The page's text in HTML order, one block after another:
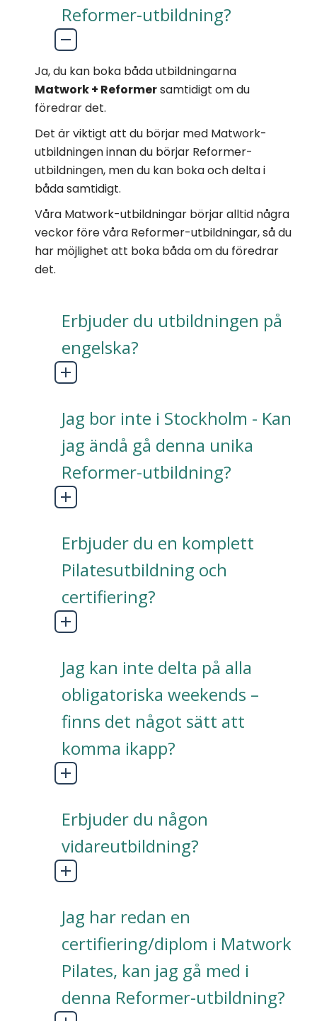
Reformer-utbildning?
Ja, du kan boka båda utbildningarna
Matwork + Reformersamtidigt om du
föredrar det.
Det är viktigt att du börjar med Matwork-
utbildningen innan du börjar Reformer-
utbildningen, men du kan boka och delta i
båda samtidigt.
Våra Matwork-utbildningar börjar alltid några
veckor före våra Reformer-utbildningar, så du
har möjlighet att boka båda om du föredrar
det.
Erbjuder du utbildningen på
engelska?
Jag bor inte i Stockholm - Kan
jag ändå gå denna unika
Reformer-utbildning?
Erbjuder du en komplett
Pilatesutbildning och
certifiering?
Jag kan inte delta på alla
obligatoriska weekends –
finns det något sätt att
komma ikapp?
Erbjuder du någon
vidareutbildning?
Jag har redan en
certifiering/diplom i Matwork
Pilates, kan jag gå med i
denna Reformer-utbildning?